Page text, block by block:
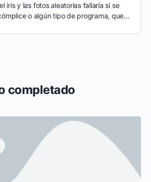
completado
iris y las fotos aleatorias fallaría si se
o algún tipo de programa, que…